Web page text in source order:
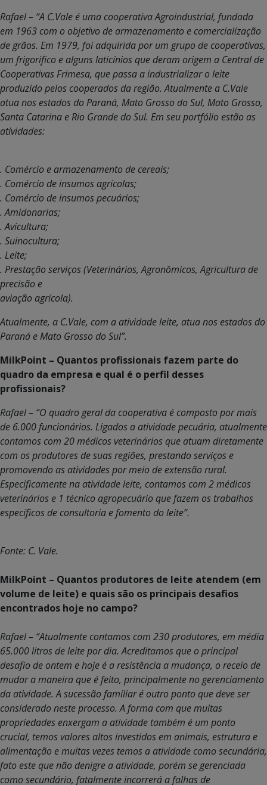
Rafael – “A C.Vale é uma cooperativa Agroindustrial, fundada
em 1963 com o objetivo de armazenamento e comercialização
de grãos. Em 1979, foi adquirida por um grupo de cooperativas,
um frigorifico e alguns laticínios que deram origem a Central de
Cooperativas Frimesa, que passa a industrializar o leite
produzido pelos cooperados da região. Atualmente a C.Vale
atua nos estados do Paraná, Mato Grosso do Sul, Mato Grosso,
Santa Catarina e Rio Grande do Sul. Em seu portfólio estão as
atividades:
. Comércio e armazenamento de cereais;
. Comércio de insumos agrícolas;
. Comércio de insumos pecuários;
. Amidonarias;
. Avicultura;
. Suinocultura;
. Leite;
. Prestação serviços (Veterinários, Agronômicos, Agricultura de
precisão e
aviação agrícola).
Atualmente, a C.Vale, com a atividade leite, atua nos estados do
Paraná e Mato Grosso do Sul”.
MilkPoint – Quantos profissionais fazem parte do
quadro da empresa e qual é o perfil desses
profissionais?
Rafael – “O quadro geral da cooperativa é composto por mais
de 6.000 funcionários. Ligados a atividade pecuária, atualmente
contamos com 20 médicos veterinários que atuam diretamente
com os produtores de suas regiões, prestando serviços e
promovendo as atividades por meio de extensão rural.
Especificamente na atividade leite, contamos com 2 médicos
veterinários e 1 técnico agropecuário que fazem os trabalhos
específicos de consultoria e fomento do leite”.
Fonte: C. Vale.
MilkPoint – Quantos produtores de leite atendem (em
volume de leite) e quais são os principais desafios
encontrados hoje no campo?
Rafael – “Atualmente contamos com 230 produtores, em média
65.000 litros de leite por dia. Acreditamos que o principal
desafio de ontem e hoje é a resistência a mudança, o receio de
mudar a maneira que é feito, principalmente no gerenciamento
da atividade. A sucessão familiar é outro ponto que deve ser
considerado neste processo. A forma com que muitas
propriedades enxergam a atividade também é um ponto
crucial, temos valores altos investidos em animais, estrutura e
alimentação e muitas vezes temos a atividade como secundária,
fato este que não denigre a atividade, porém se gerenciada
como secundário, fatalmente incorrerá a falhas de